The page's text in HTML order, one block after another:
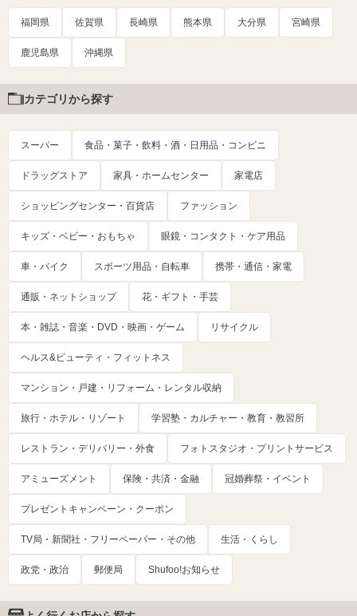
福岡県 佐賀県 長崎県 熊本県 大分県 宮崎県
鹿児島県 沖縄県
カテゴリから探す
スーパー 食品・菓子・飲料・酒・日用品・コンビニ
ドラッグストア 家具・ホームセンター 家電店
ショッピングセンター・百貨店 ファッション
キッズ・ベビー・おもちゃ 眼鏡・コンタクト・ケア用品
車・バイク スポーツ用品・自転車 携帯・通信・家電
通販・ネットショップ 花・ギフト・手芸
本・雑誌・音楽・DVD・映画・ゲーム リサイクル
ヘルス&ビューティ・フィットネス
マンション・戸建・リフォーム・レンタル収納
旅行・ホテル・リゾート 学習塾・カルチャー・教育・教習所
レストラン・デリバリー・外食 フォトスタジオ・プリントサービス
アミューズメント 保険・共済・金融 冠婚葬祭・イベント
プレゼントキャンペーン・クーポン
TV局・新聞社・フリーペーパー・その他 生活・くらし
政党・政治 郵便局 Shufoo!お知らせ